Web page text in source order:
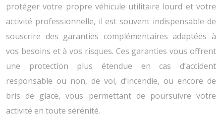
protéger votre propre véhicule utilitaire lourd et votre
activité professionnelle, il est souvent indispensable de
souscrire des garanties complémentaires adaptées à
vos besoins et à vos risques. Ces garanties vous offrent
une protection plus étendue en cas d’accident
responsable ou non, de vol, d’incendie, ou encore de
bris de glace, vous permettant de poursuivre votre
activité en toute sérénité.